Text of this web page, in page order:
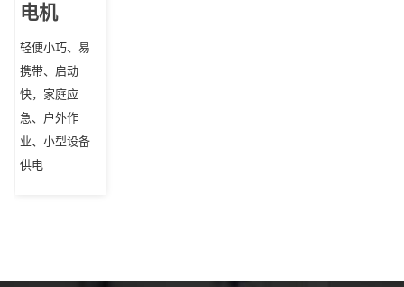
电机
轻便小巧、易
携带、启动
快，家庭应
急、户外作
业、小型设备
供电